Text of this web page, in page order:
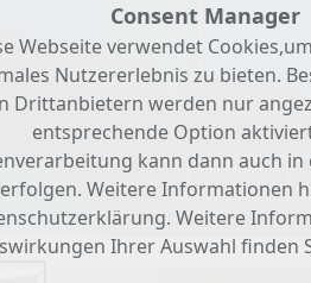
DSCN3814
Consent Manager
Webseite verwendet
Nutzererlebnis zu bieten.
Drittanbietern werden nur
entsprechende Option
kann dann auch
erfolgen. Weitere Informationen
Weitere
Ihrer Auswahl finden